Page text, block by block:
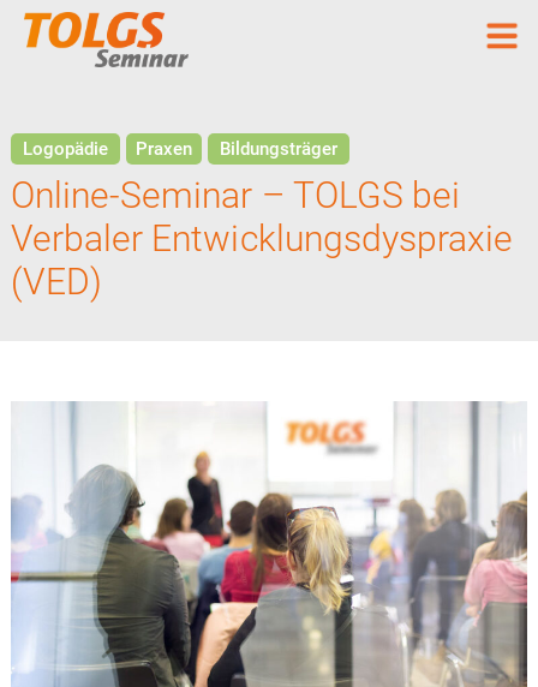
Logopädie Praxen Bildungsträger
Online-Seminar – TOLGS bei
Verbaler Entwicklungsdyspraxie
(VED)